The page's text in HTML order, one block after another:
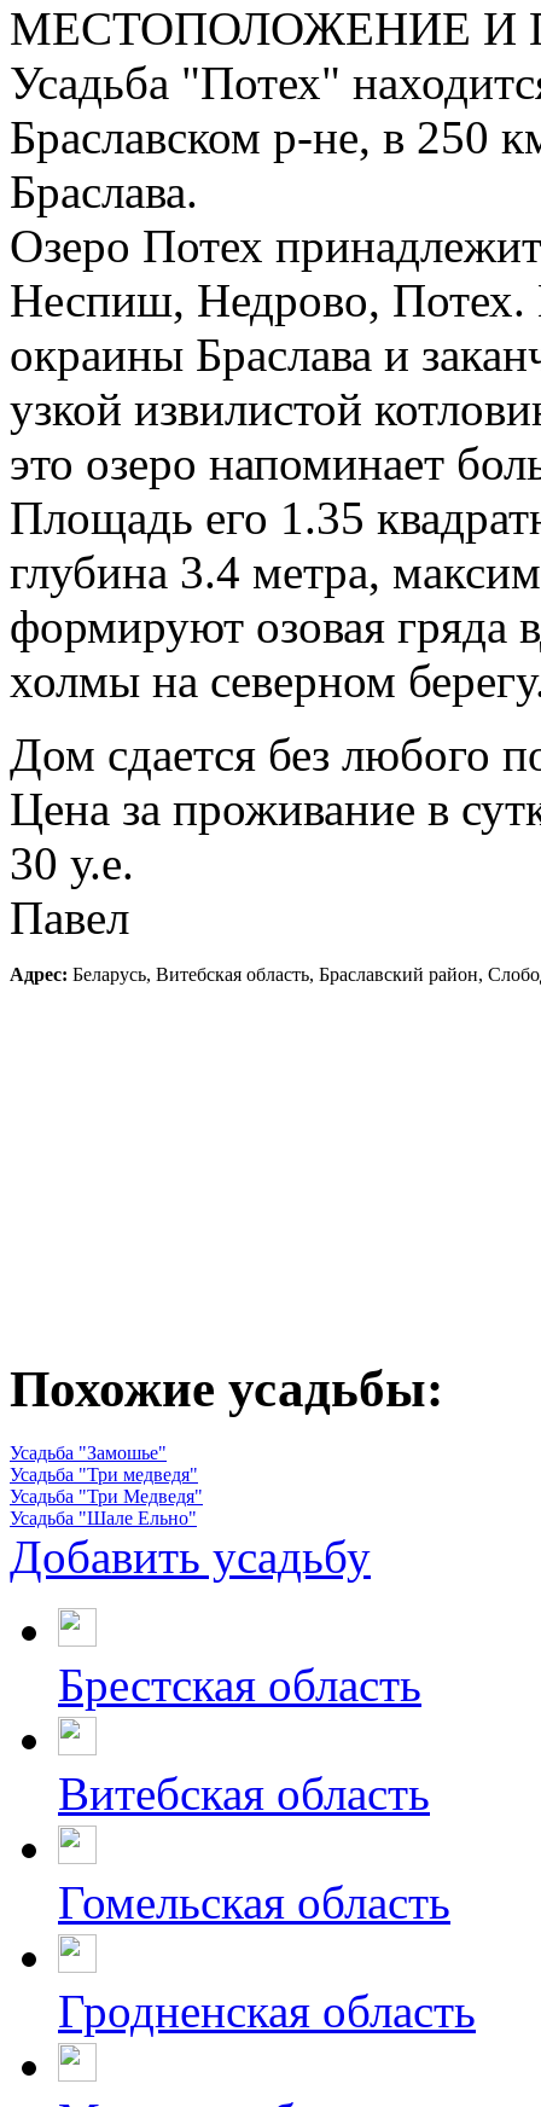
МЕСТОПОЛОЖЕНИЕ И
Усадьба "Потех"
Браславском р-не, в 250
Браслава.
Озеро Потех
Неспиш, Недрово, Потех.
окраины Браслава и
узкой извилистой
это озеро напоминает
Площадь его 1.35
глубина 3.4 метра,
формируют озовая гряда
холмы на северном
Дом сдается без любого
Цена за проживание в
30 у.е.
Павел
Адрес: Беларусь, Витебская область, Браславский район,
Похожие усадьбы:
Усадьба "Замошье"
Усадьба "Три медведя"
Усадьба "Три Медведя"
Усадьба "Шале Ельно"
Добавить усадьбу
Брестская область
Витебская область
Гомельская область
Гродненская область